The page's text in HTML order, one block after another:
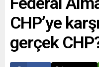
CHP’ye
gerçek